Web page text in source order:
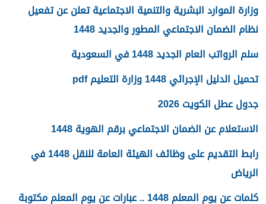
وزارة الموارد البشرية والتنمية الاجتماعية تعلن عن تفعيل
نظام الضمان الاجتماعي المطور والجديد 1448
سلم الرواتب العام الجديد 1448 في السعودية
تحميل الدليل الإجرائي 1448 وزارة التعليم pdf
جدول عطل الكويت 2026
الاستعلام عن الضمان الاجتماعي برقم الهوية 1448
رابط التقديم على وظائف الهيئة العامة للنقل 1448 في
الرياض
كلمات عن يوم المعلم 1448 .. عبارات عن يوم المعلم مكتوبة